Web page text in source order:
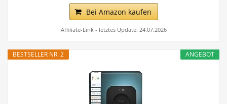
Bei Amazon kaufen
Affiliate-Link - letztes Update: 24.07.2026
ANGEBOT
BESTSELLER NR. 2